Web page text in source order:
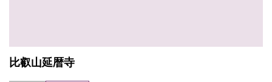
比叡山延暦寺